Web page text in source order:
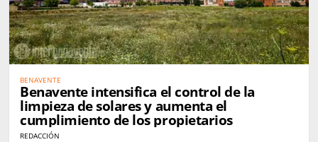
BENAVENTE
Benavente intensifica el control de la
limpieza de solares y aumenta el
cumplimiento de los propietarios
REDACCIÓN